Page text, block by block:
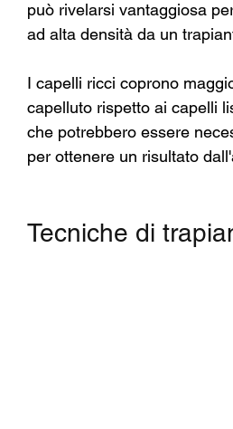
può rivelarsi vantaggiosa
ad alta densità da un
I capelli ricci coprono
capelluto rispetto ai capelli
che potrebbero essere
per ottenere un risultato
Tecniche di